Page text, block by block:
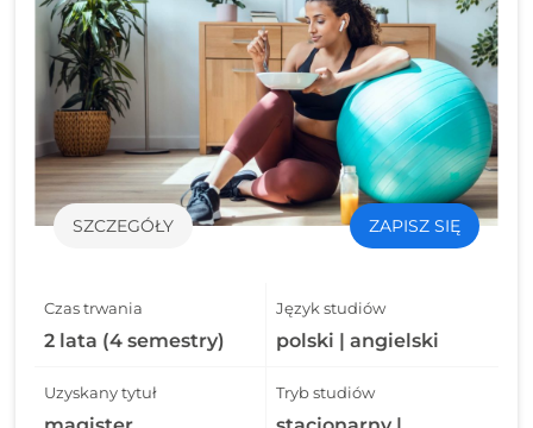
SZCZEGÓŁY ZAPISZ SIĘ
Czas trwania
2 lata (4 semestry)
Język studiów
polski | angielski
Uzyskany tytuł Tryb studiów